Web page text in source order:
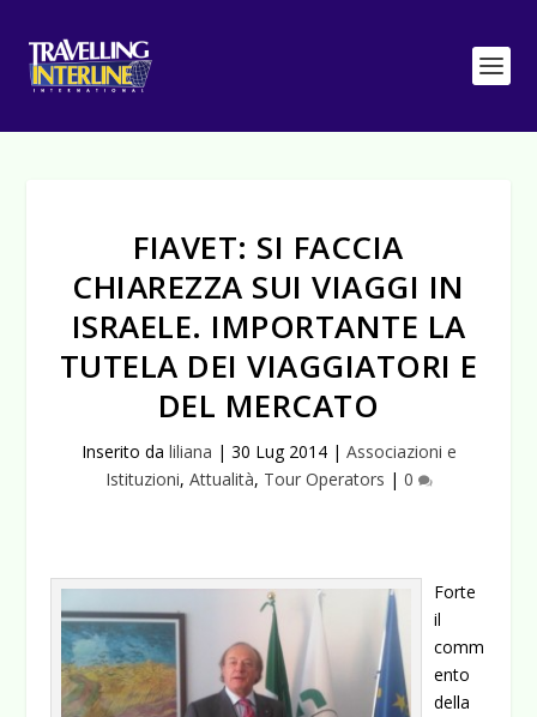
FIAVET: SI FACCIA
CHIAREZZA SUI VIAGGI IN
ISRAELE. IMPORTANTE LA
TUTELA DEI VIAGGIATORI E
DEL MERCATO
Inserito da liliana | 30 Lug 2014| Associazioni e
Istituzioni, Attualità, Tour Operators | 0
Forte
il
comm
ento
della